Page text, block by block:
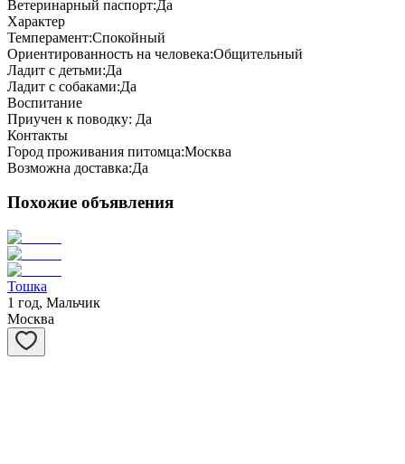
Ветеринарный паспорт:Да
Характер
Темперамент:Спокойный
Ориентированность на человека:Общительный
Ладит с детьми:Да
Ладит с собаками:Да
Воспитание
Приучен к поводку: Да
Контакты
Город проживания питомца:Москва
Возможна доставка:Да
Похожие объявления
Тошка
1 год, Мальчик
Москва